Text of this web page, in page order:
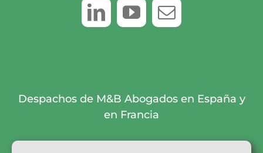
Despachos de M&B Abogados en España y
en Francia